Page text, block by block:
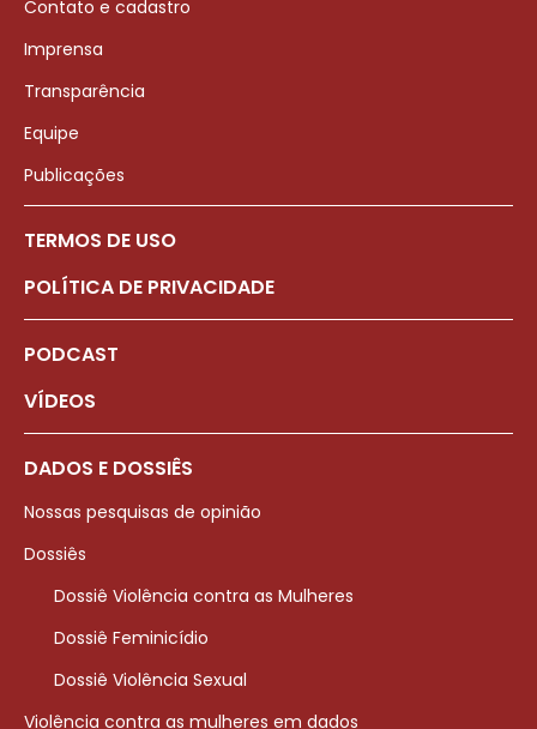
Contato e cadastro
Imprensa
Transparência
Equipe
Publicações
TERMOS DE USO
POLÍTICA DE PRIVACIDADE
PODCAST
VÍDEOS
DADOS E DOSSIÊS
Nossas pesquisas de opinião
Dossiês
Dossiê Violência contra as Mulheres
Dossiê Feminicídio
Dossiê Violência Sexual
Violência contra as mulheres em dados